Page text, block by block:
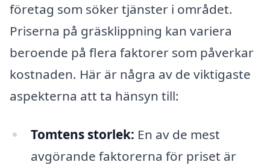
företag som söker tjänster i området.
Priserna på gräsklippning kan variera
beroende på flera faktorer som påverkar
kostnaden. Här är några av de viktigaste
aspekterna att ta hänsyn till:
Tomtens storlek: En av de mest
avgörande faktorerna för priset är